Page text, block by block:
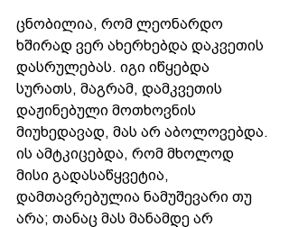
ცნობილია, რომ ლეონარდო
ხშირად ვერ ახერხებდა დაკვეთის
დასრულებას. იგი იწყებდა
სურათს, მაგრამ, დამკვეთის
დაჟინებული მოთხოვნის
მიუხედავად, მას არ აბოლოვებდა.
ის ამტკიცებდა, რომ მხოლოდ
მისი გადასაწყვეტია,
დამთავრებულია ნამუშევარი თუ
არა; თანაც მას მანამდე არ